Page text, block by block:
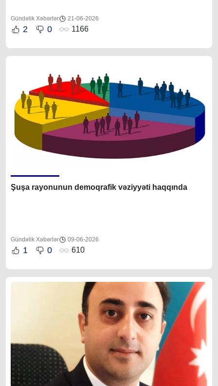
Gündəlik Xəbərlər 21-06-2026
2 0 1166
Şuşa rayonunun demoqrafik vəziyyəti haqqında
Gündəlik Xəbərlər 09-06-2026
1 0 610